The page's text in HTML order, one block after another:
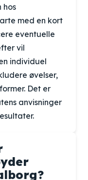
hos
med en kort
eventuelle
vil
individuel
øvelser,
Det er
anvisninger